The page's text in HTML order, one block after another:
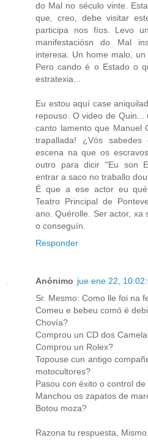
do Mal no século vinte.
que, creo, debe visitar
participa nos fíos. Levo
manifestaciósn do Mal
interesa. Un home malo, un
Pero cando é o Estado o
estratexia...
Eu estou aquí case
repouso. O video de Quin...
canto lamento que Manuel
trapallada! ¿Vós
escena na que os
outro para dicir "Eu son
entrar a saco no traballo
É que a ese actor eu
Teatro Principal de
ano. Quérolle. Ser actor, xa
o conseguín.
Responder
Anónimo jue ene 22,
Sr. Mesmo: Como lle foi na
Comeu e bebeu comó é
Chovía?
Comprou un CD dos
Comprou un Rolex?
Topouse cun antigo
motocultores?
Pasou con éxito o control
Manchou os zapatos de
Botou moza?
Razona tu respuesta,